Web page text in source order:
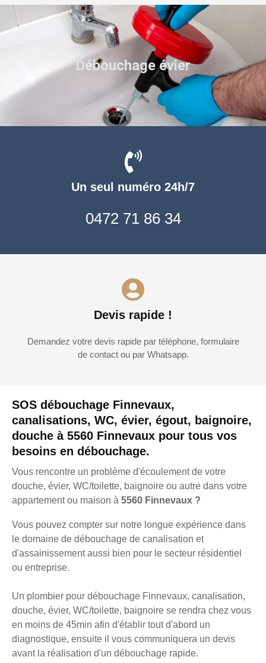
SOS débouchage Finnevaux,
canalisations, WC, évier, égout, baignoire,
douche à 5560 Finnevaux pour tous vos
besoins en débouchage.
Vous rencontre un problème d'écoulement de votre
douche, évier, WC/toilette, baignoire ou autre dans votre
appartement ou maison à 5560 Finnevaux ?
Vous pouvez compter sur notre longue expérience dans
le domaine de débouchage de canalisation et
d'assainissement aussi bien pour le secteur résidentiel
ou entreprise.
Un plombier pour débouchage Finnevaux, canalisation,
douche, évier, WC/toilette, baignoire se rendra chez vous
en moins de 45min afin d'établir tout d'abord un
diagnostique, ensuite il vous communiquera un devis
avant la réalisation d'un débouchage rapide.
Un seul numéro 24h/7
0472 71 86 34
Devis rapide !
Demandez votre devis rapide par téléphone, formulaire
de contact ou par Whatsapp.
Débouchage évier